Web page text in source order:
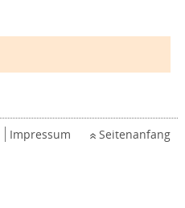
Impressum Seitenanfang